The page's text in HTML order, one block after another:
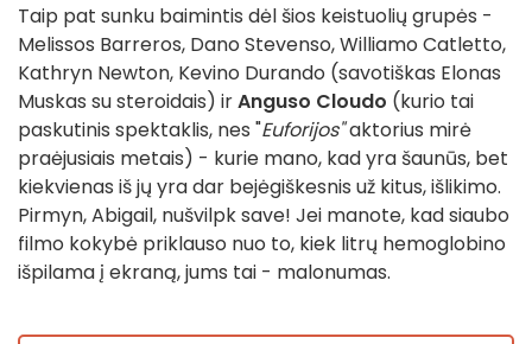
Taip pat sunku baimintis dėl šios keistuolių grupės -
Melissos Barreros, Dano Stevenso, Williamo Catletto,
Kathryn Newton, Kevino Durando (savotiškas Elonas
Muskas su steroidais) irAnguso Cloudo (kurio tai
paskutinis spektaklis, nes "Euforijos"aktorius mirė
praėjusiais metais) - kurie mano, kad yra šaunūs, bet
kiekvienas iš jų yra dar bejėgiškesnis už kitus, išlikimo.
Pirmyn, Abigail, nušvilpk save! Jei manote, kad siaubo
filmo kokybė priklauso nuo to, kiek litrų hemoglobino
išpilama į ekraną, jums tai - malonumas.